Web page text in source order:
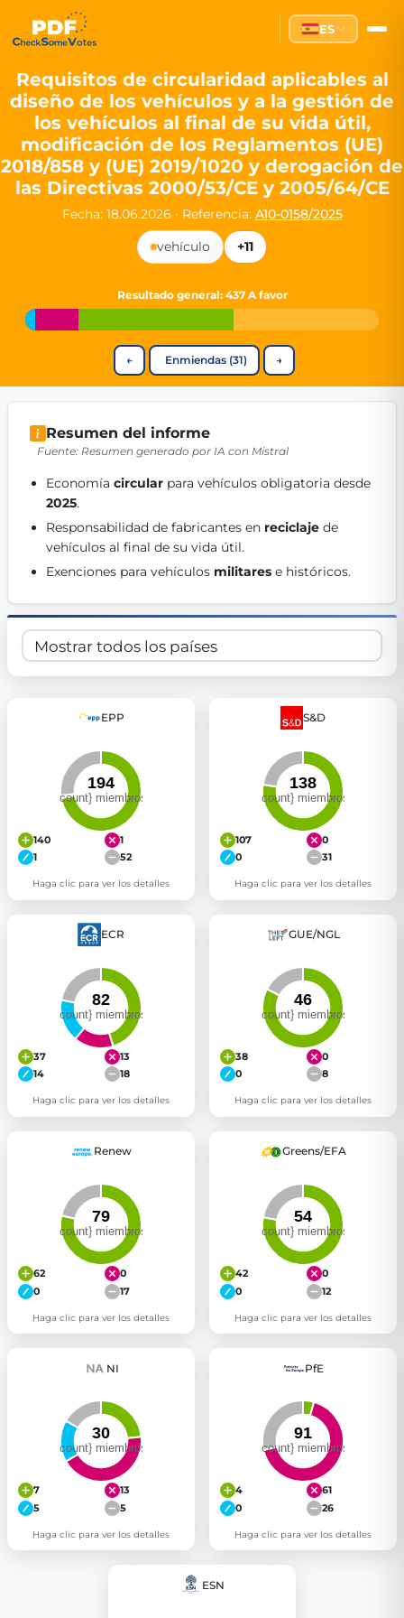
Partei des Fortschritts —
The Partei des Fortschritts (PdF), founded in 2020, is a
Key Office Holders
Lukas Sieper— Member of the European Parliament since
Luca Piwodda— Mayor of Gartz (Oder), local leader and
Tim Sieper— Mayor of Eckenroth, recognized as
Motto and Core Values
Our motto:"Demokratie direkt gestalten"("Directly shaping
The Partei des Fortschritts stands for:
Open government and accountable decision-making
Strengthening European cooperation and democracy
Sustainability, social justice, and evidence-based policy
Innovation in Transparency
We builtCheck Some Votes (CSV), one of Germany's most
Get Involved
Become a member:Join us to advance digital democracy
Volunteer:
Contribute your skills in technology, design,
Support democracy: Help us strengthen accountability
ES
Requisitos de circularidad aplicables al
diseño de los vehículos y a la gestión de
los vehículos al final de su vida útil,
modificación de los Reglamentos (UE)
2018/858 y (UE) 2019/1020 y derogación de
las Directivas 2000/53/CE y 2005/64/CE
Fecha: 18.06.2026 · Referencia: A10-0158/2025
vehículo
+11
Resultado general: 437 A favor
← Enmiendas (31) →
Resumen del informe
Fuente: Resumen generado por IA con Mistral
Economía circular
2025.
Responsabilidad de fabricantes en reciclaje de
vehículos al final de su vida útil.
Exenciones para vehículos militares e históricos.
EPP
140
1
1
52
Haga clic para ver los detalles
S&D
107
0
0
31
Haga clic para ver los detalles
ECR
37
13
14
18
Haga clic para ver los detalles
GUE/NGL
38
0
0
8
Haga clic para ver los detalles
Renew
62
0
0
17
Haga clic para ver los detalles
Greens/EFA
42
0
0
12
Haga clic para ver los detalles
NI
7
13
5
5
Haga clic para ver los detalles
PfE
4
61
0
26
Haga clic para ver los detalles
ESN